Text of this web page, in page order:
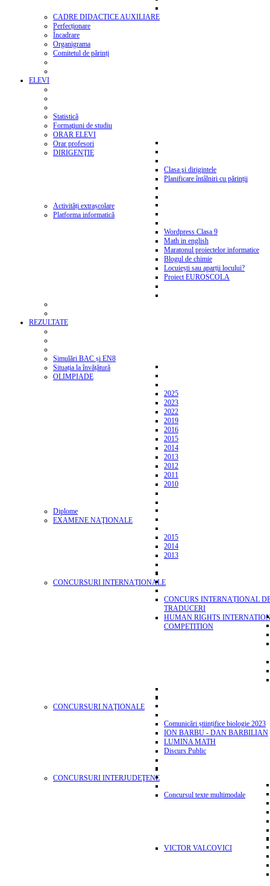
CADRE DIDACTICE AUXILIARE
Perfecționare
Încadrare
Organigrama
Comitetul de părinți
ELEVI
Statistică
Formaţiuni de studiu
ORAR ELEVI
Orar profesori
DIRIGENŢIE
Clasa şi dirigintele
Planificare întâlniri cu părinții
Activități extrașcolare
Platforma informatică
Wordpress Clasa 9
Math in english
Maratonul proiectelor informatice
Blogul de chimie
Locuiești sau aparții locului?
Proiect EUROSCOLA
REZULTATE
Simulări BAC și EN8
Situația la învățătură
OLIMPIADE
2025
2023
2022
2019
2016
2015
2014
2013
2012
2011
2010
Diplome
EXAMENE NAŢIONALE
2015
2014
2013
CONCURSURI INTERNAȚIONALE
CONCURS INTERNAȚIONAL
TRADUCERI
HUMAN RIGHTS
COMPETITION
CONCURSURI NAŢIONALE
Comunicări științifice biologie 2023
ION BARBU - DAN BARBILIAN
LUMINA MATH
Discurs Public
CONCURSURI INTERJUDEŢENE
Concursul texte multimodale
VICTOR VALCOVICI